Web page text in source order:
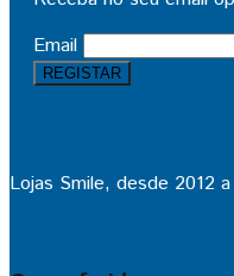
Email
Lojas Smile, desde 2012